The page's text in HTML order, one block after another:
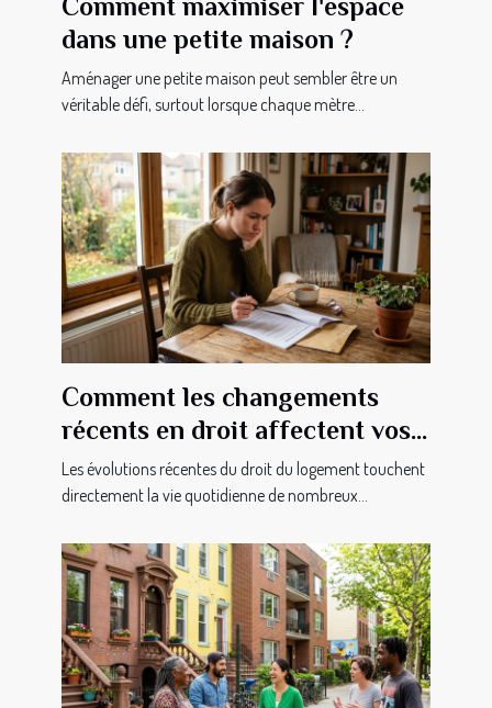
Comment maximiser l'espace
dans une petite maison ?
Aménager une petite maison peut sembler être un
véritable défi, surtout lorsque chaque mètre...
Comment les changements
récents en droit affectent vos
droits en tant que locataire ?
Les évolutions récentes du droit du logement touchent
directement la vie quotidienne de nombreux...